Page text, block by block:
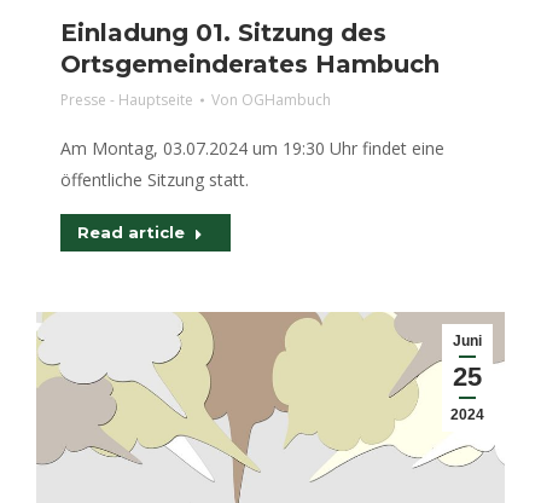
Einladung 01. Sitzung des
Ortsgemeinderates Hambuch
Presse - Hauptseite Von OGHambuch
Am Montag, 03.07.2024 um 19:30 Uhr findet eine
öffentliche Sitzung statt.
Read article
Juni
25
2024